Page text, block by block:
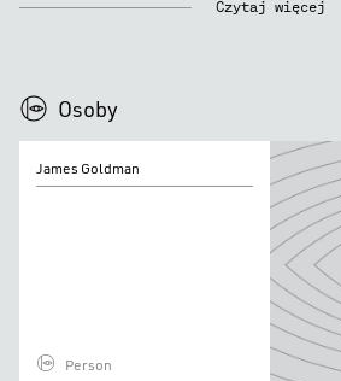
Czytaj więcej
Osoby
Goldman
James Goldman
Person